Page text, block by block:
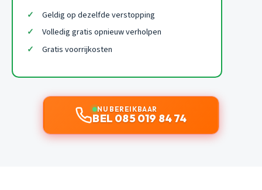
Geldig op dezelfde verstopping
Volledig gratis opnieuw verholpen
Gratis voorrijkosten
NU BEREIKBAAR
BEL 085 019 84 74